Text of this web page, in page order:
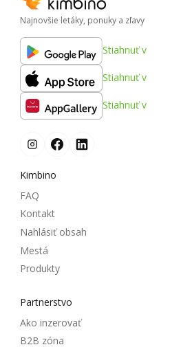
Najnovšie letáky, ponuky a zľavy
Stiahnuť v
Stiahnuť v
Stiahnuť v
Kimbino
FAQ
Kontakt
Nahlásiť obsah
Mestá
Produkty
Partnerstvo
Ako inzerovať
B2B zóna